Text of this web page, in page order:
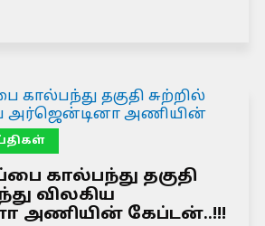
கால்பந்து தகுதி
விலகிய
அணியின் கேப்டன்..!!!